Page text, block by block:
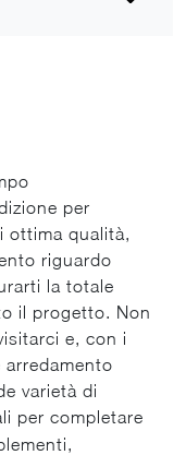
per
ottima qualità,
riguardo
la totale
il progetto. Non
e, con i
varietà di
per completare